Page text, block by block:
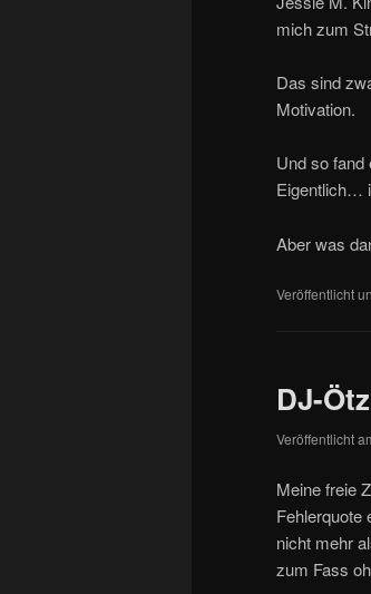
mich zum
Das sind
Motivation.
Und so fand
Eigentlich…
Aber was
Veröffentlicht
DJ-
Veröffentlicht
Meine freie
Fehlerquote
nicht mehr
zum Fass